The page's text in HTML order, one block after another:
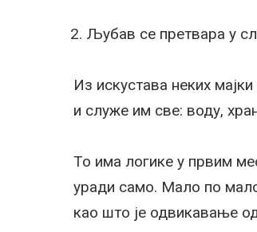
Љубав се претвара у
Из искустава неких
и служе им све: воду,
То има логике у првим
уради само. Мало по
као што је одвикавање